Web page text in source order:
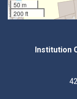
50 m
200 ft
Institution